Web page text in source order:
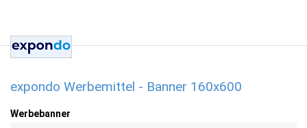
expondo Werbemittel - Banner 160x600
Werbebanner